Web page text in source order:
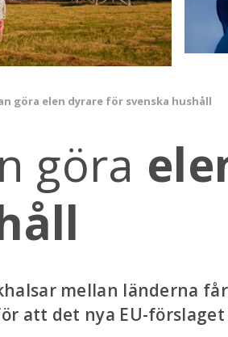
göra elen dyrare för svenska hushåll
göra
mellan länderna
att det nya EU-